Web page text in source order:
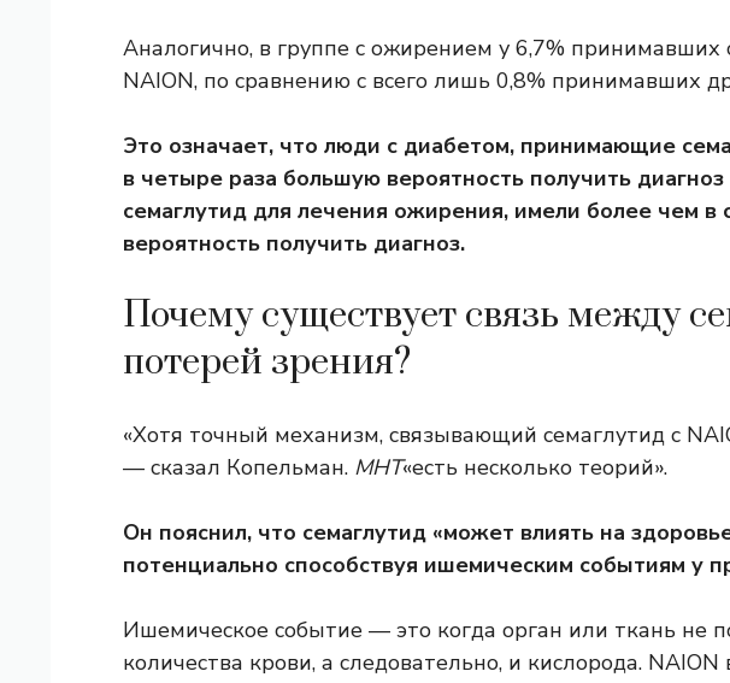
Аналогично, в группе с ожирением у 6,7% принимавших
NAION, по сравнению с всего лишь 0,8% принимавших
Это означает, что люди с диабетом, принимающие
в четыре раза большую вероятность получить
семаглутид для лечения ожирения, имели более чем в
вероятность получить диагноз.
Почему существует связь между
потерей зрения?
«Хотя точный механизм, связывающий семаглутид с
— сказал Копельман. МНТ«есть несколько теорий».
Он пояснил, что семаглутид «может влиять на
потенциально способствуя ишемическим событиям у
Ишемическое событие — это когда орган или ткань не
количества крови, а следовательно, и кислорода.